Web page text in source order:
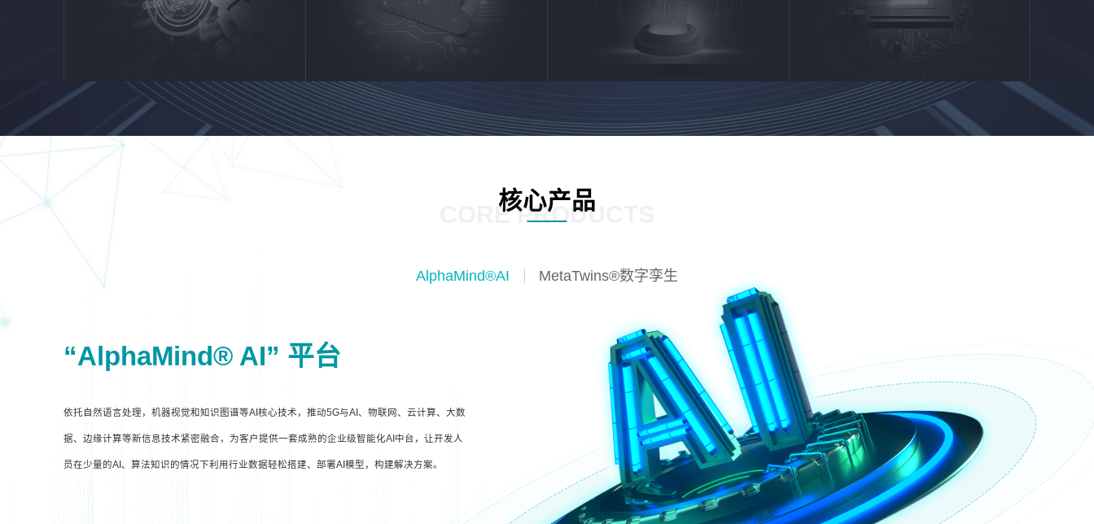
核心产品
CORE PRODUCTS
AlphaMind®AI MetaTwins®数字孪生
“AlphaMind® AI” 平台
依托自然语言处理，机器视觉和知识图谱等AI核心技术，推动5G与AI、物联网、云计算、大数
据、边缘计算等新信息技术紧密融合，为客户提供一套成熟的企业级智能化AI中台，让开发人
员在少量的AI、算法知识的情况下利用行业数据轻松搭建、部署AI模型，构建解决方案。